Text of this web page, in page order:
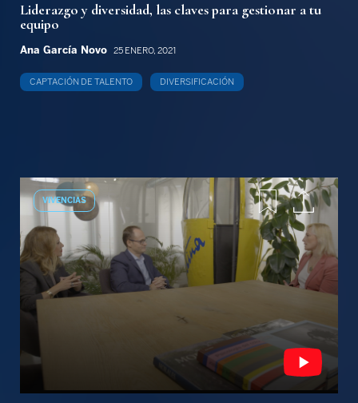
Liderazgo y diversidad, las claves para gestionar a tu
equipo
Ana García Novo 25 ENERO, 2021
CAPTACIÓN DE TALENTO DIVERSIFICACIÓN
VIVENCIAS